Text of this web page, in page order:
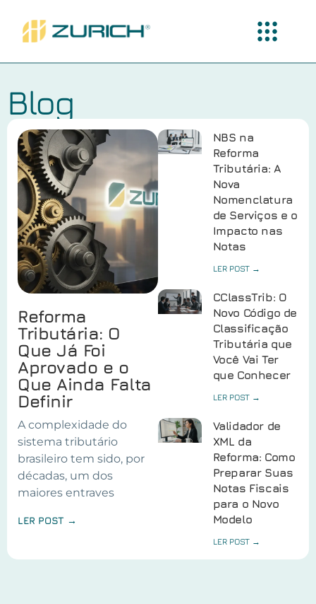
Blog
Reforma
Tributária: O
Que Já Foi
Aprovado e o
Que Ainda Falta
Definir
A complexidade do
sistema tributário
brasileiro tem sido, por
décadas, um dos
maiores entraves
LER POST →
NBS na
Reforma
Tributária: A
Nova
Nomenclatura
de Serviços e o
Impacto nas
Notas
LER POST →
CClassTrib: O
Novo Código de
Classificação
Tributária que
Você Vai Ter
que Conhecer
LER POST →
Validador de
XML da
Reforma: Como
Preparar Suas
Notas Fiscais
para o Novo
Modelo
LER POST →